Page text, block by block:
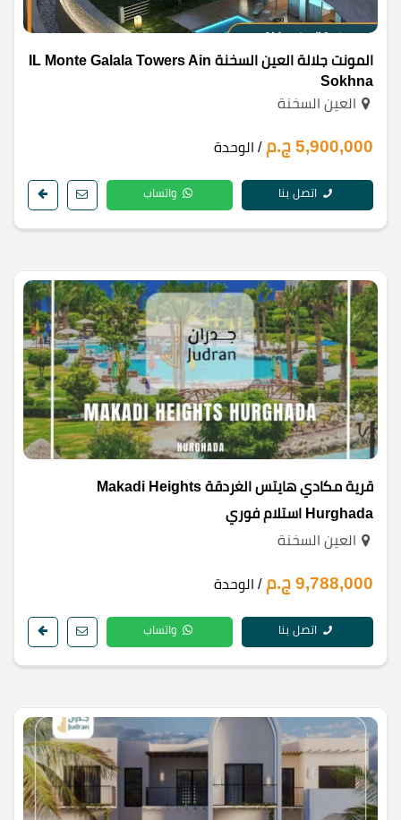
المونت جلالة العين السخنة IL Monte Galala Towers Ain
Sokhna
العين السخنة
5,900,000 ج.م / الوحدة
اتصل بنا واتساب
قرية مكادي هايتس الغردقة Makadi Heights
Hurghada استلام فوري
العين السخنة
9,788,000 ج.م / الوحدة
اتصل بنا واتساب